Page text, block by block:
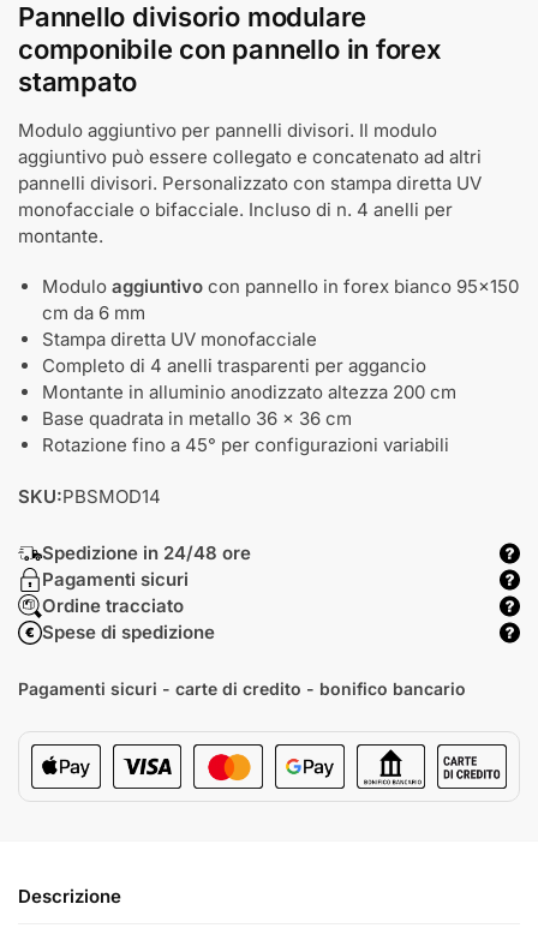
Pannello divisorio modulare
componibile con pannello in forex
stampato
Modulo aggiuntivo per pannelli divisori. Il modulo
aggiuntivo può essere collegato e concatenato ad altri
pannelli divisori. Personalizzato con stampa diretta UV
monofacciale o bifacciale. Incluso di n. 4 anelli per
montante.
Modulo aggiuntivo con pannello in forex bianco 95x150
cm da 6 mm
Stampa diretta UV monofacciale
Completo di 4 anelli trasparenti per aggancio
Montante in alluminio anodizzato altezza 200 cm
Base quadrata in metallo 36 x 36 cm
Rotazione fino a 45° per configurazioni variabili
SKU:PBSMOD14
Spedizione in 24/48 ore
Pagamenti sicuri
Ordine tracciato
Spese di spedizione
Pagamenti sicuri - carte di credito - bonifico bancario
Descrizione